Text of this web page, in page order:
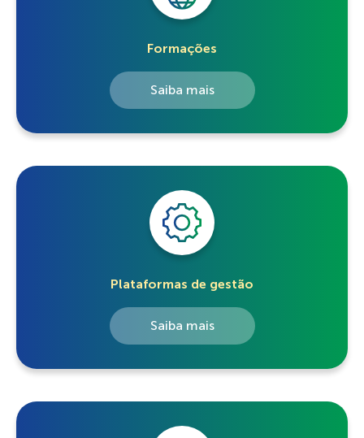
Formações
Saiba mais
Plataformas de gestão
Saiba mais